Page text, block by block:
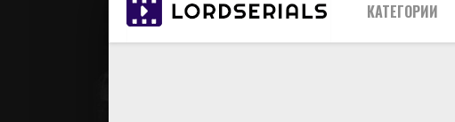
КАТЕГОРИИ